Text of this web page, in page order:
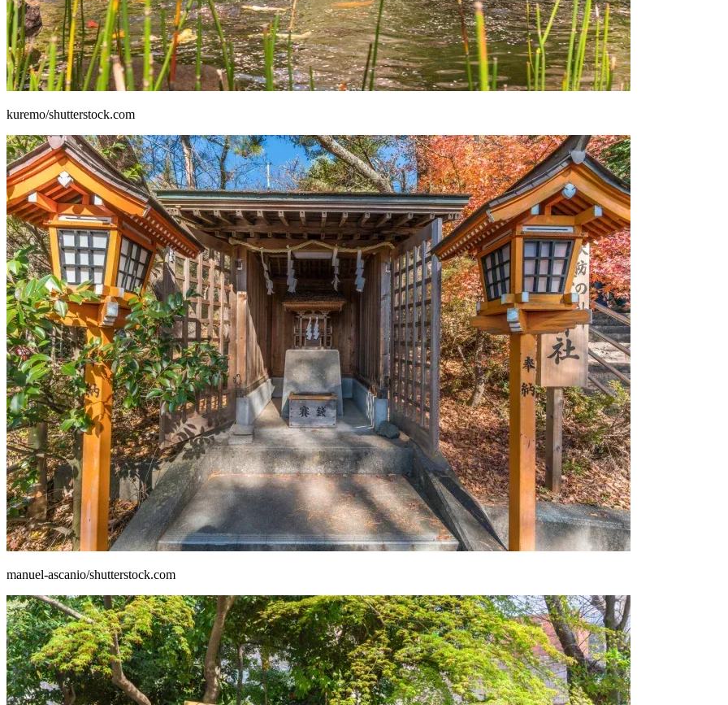
kuremo/shutterstock.com
manuel-ascanio/shutterstock.com